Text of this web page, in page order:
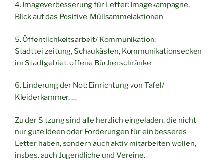
4. Imageverbesserung für Letter: Imagekampagne,
Blick auf das Positive, Müllsammelaktionen
5. Öffentlichkeitsarbeit/ Kommunikation:
Stadtteilzeitung, Schaukästen, Kommunikationsecken
im Stadtgebiet, offene Bücherschränke
6. Linderung der Not: Einrichtung von Tafel/
Kleiderkammer, …
Zu der Sitzung sind alle herzlich eingeladen, die nicht
nur gute Ideen oder Forderungen für ein besseres
Letter haben, sondern auch aktiv mitarbeiten wollen,
insbes. auch Jugendliche und Vereine.